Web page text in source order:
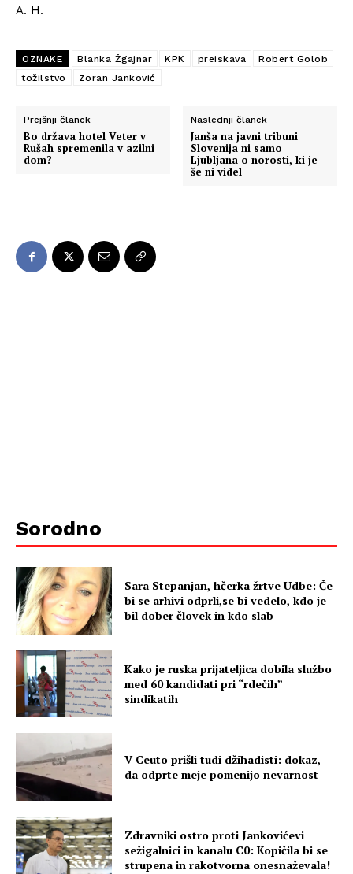
A. H.
OZNAKE Blanka Žgajnar KPK preiskava
Robert Golob
tožilstvo
Zoran Janković
Prejšnji članek
Bo država hotel Veter v
Rušah spremenila v azilni
dom?
Naslednji članek
Janša na javni tribuni
Slovenija ni samo
Ljubljana o norosti, ki je
še ni videl
Sorodno
Sara Stepanjan, hčerka žrtve Udbe: Če
bi se arhivi odprli,se bi vedelo, kdo je
bil dober človek in kdo slab
Kako je ruska prijateljica dobila službo
med 60 kandidati pri “rdečih”
sindikatih
V Ceuto prišli tudi džihadisti: dokaz,
da odprte meje pomenijo nevarnost
Zdravniki ostro proti Jankovićevi
sežigalnici in kanalu C0: Kopičila bi se
strupena in rakotvorna onesnaževala!